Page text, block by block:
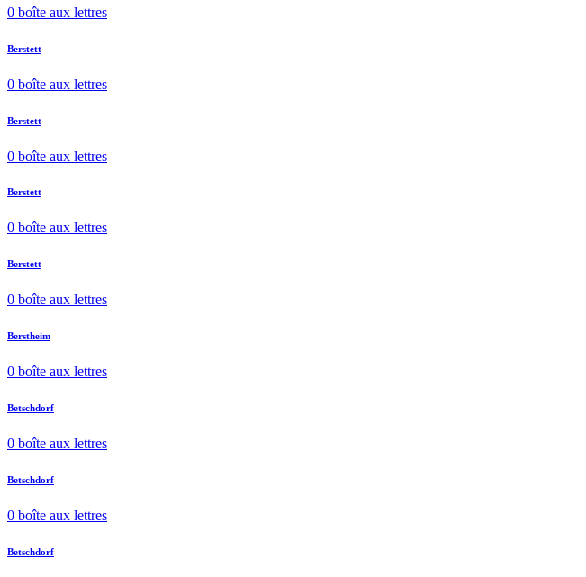
0 boîte aux lettres
Berstett
0 boîte aux lettres
Berstett
0 boîte aux lettres
Berstett
0 boîte aux lettres
Berstett
0 boîte aux lettres
Berstheim
0 boîte aux lettres
Betschdorf
0 boîte aux lettres
Betschdorf
0 boîte aux lettres
Betschdorf